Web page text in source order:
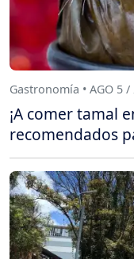
Gastronomía • AGO 5 /
¡A comer tamal
recomendados